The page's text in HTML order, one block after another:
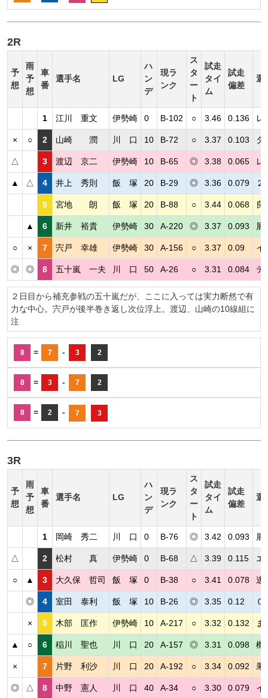
2R
予
想
雨
予
想
車
番
選手名 LG
ハ
ン
デ
現ラ
ンク
ス
タ
ー
ト
試走
タイ
ム
試走
偏差
選
1 江川 重文 伊勢崎 0 B-102 ○ 3.46 0.136 レ
× ○ 2 山崎 潤 川 口 10 B-72 ○ 3.37 0.103 タ
△ 3 渡辺 京二 伊勢崎 10 B-65 ◎ 3.38 0.065 レ
▲ △ 4 井上 秀則 飯 塚 20 B-29 ◎ 3.36 0.079 ２
5 宮地 朗 飯 塚 20 B-88 ○ 3.44 0.068 良
▲ 6 新井 裕貴 伊勢崎 30 A-220 ◎ 3.37 0.093 展
○ × 7 宍戸 幸雄 伊勢崎 30 A-156 ○ 3.37 0.09 イ
◎ ◎ 8 五十嵐 一夫 川 口 50 A-26 ○ 3.31 0.084 テ
２日目から補充参戦の五十嵐だが、ここに入っては実力断然で有
力な中心。宍戸が後半巻き返し次位浮上。渡辺、山崎の10線組に
注
8 = 7 - 3 2
8 = 3 - 7 2
8 = 2 - 7 3
3R
予
想
雨
予
想
車
番
選手名 LG
ハ
ン
デ
現ラ
ンク
ス
タ
ー
ト
試走
タイ
ム
試走
偏差
選
1 岡崎 秀二 川 口 0 B-76 ◎ 3.42 0.093 展
△ 2 松村 真 伊勢崎 0 B-68 △ 3.39 0.115 エ
○ ▲ 3 大久保 哲司 飯 塚 0 B-38 ○ 3.41 0.078 逃
◎ 4 室田 泰利 飯 塚 10 B-26 ◎ 3.35 0.12 ０
× 5 木部 匡作 伊勢崎 10 A-217 ○ 3.32 0.132 ま
▲ ○ 6 稲川 聖也 川 口 20 A-157 ◎ 3.31 0.098 機
× 7 片野 利沙 川 口 20 A-192 ○ 3.34 0.092 果
◎ △ 8 中野 憲人 川 口 40 A-34 ○ 3.30 0.079 イ